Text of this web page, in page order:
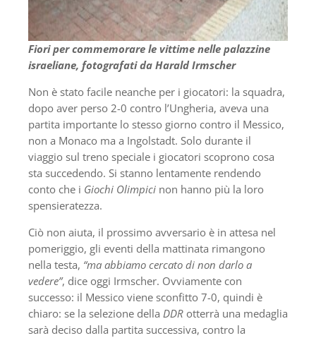
Fiori per commemorare le vittime nelle palazzine
israeliane, fotografati da Harald Irmscher
Non è stato facile neanche per i giocatori: la squadra,
dopo aver perso 2-0 contro l’Ungheria, aveva una
partita importante lo stesso giorno contro il Messico,
non a Monaco ma a Ingolstadt. Solo durante il
viaggio sul treno speciale i giocatori scoprono cosa
sta succedendo. Si stanno lentamente rendendo
conto che i Giochi Olimpici non hanno più la loro
spensieratezza.
Ciò non aiuta, il prossimo avversario è in attesa nel
pomeriggio, gli eventi della mattinata rimangono
nella testa, “ma abbiamo cercato di non darlo a
vedere”, dice oggi Irmscher. Ovviamente con
successo: il Messico viene sconfitto 7-0, quindi è
chiaro: se la selezione della DDR otterrà una medaglia
sarà deciso dalla partita successiva, contro la